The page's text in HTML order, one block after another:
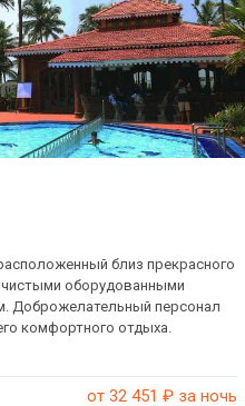
близ прекрасного
чистыми оборудованными
Доброжелательный персонал
комфортного отдыха.
от 32 451 ₽ за ночь